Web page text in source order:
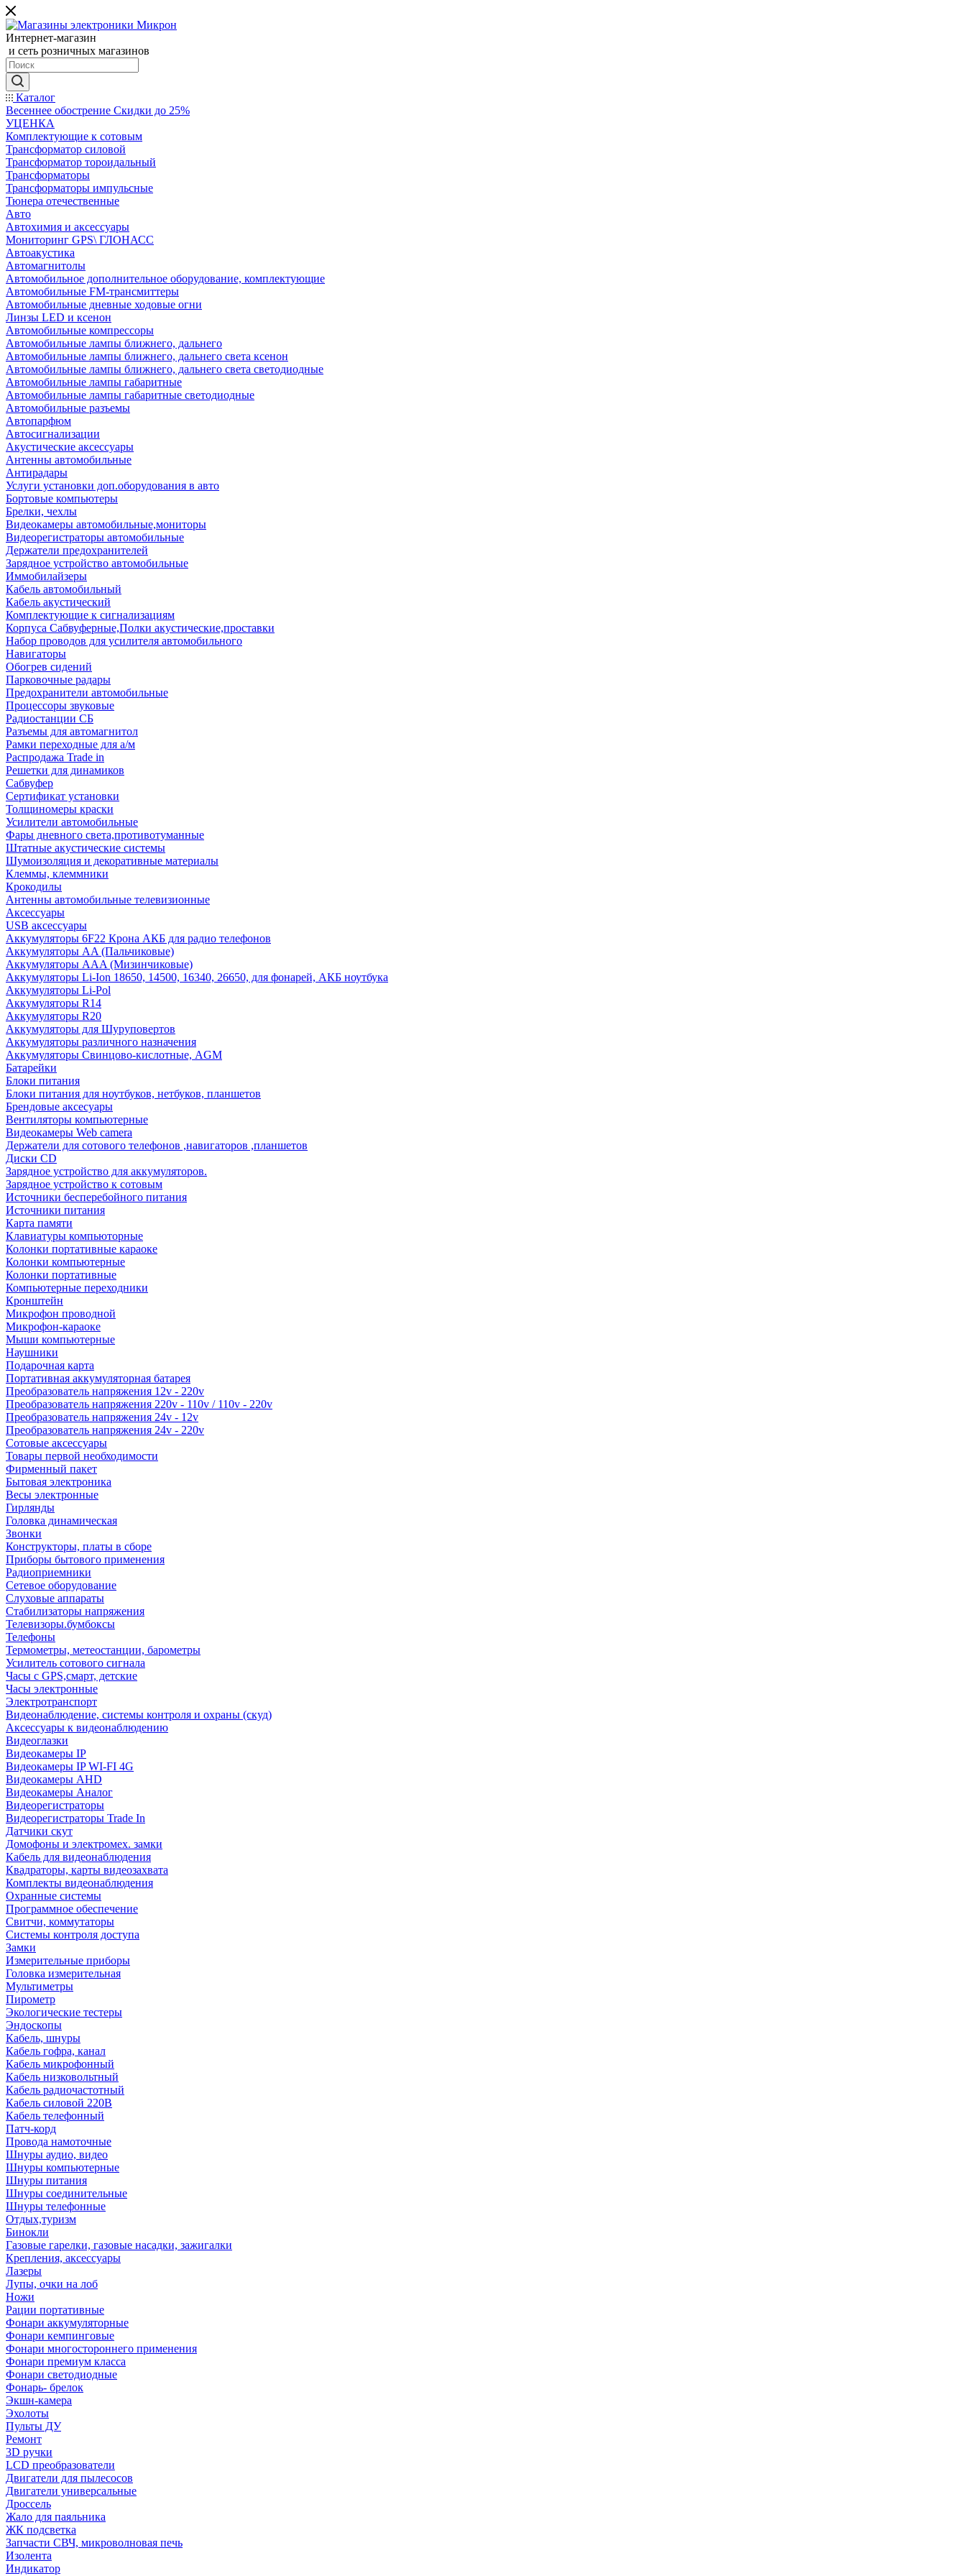
Интернет-магазин
и сеть розничных магазинов
Каталог
Весеннее обострение Скидки до 25%
УЦЕНКА
Комплектующие к сотовым
Трансформатор силовой
Трансформатор тороидальный
Трансформаторы
Трансформаторы импульсные
Тюнера отечественные
Авто
Автохимия и аксессуары
Мониторинг GPS\ ГЛОНАСС
Автоакустика
Автомагнитолы
Автомобильное дополнительное оборудование, комплектующие
Автомобильные FM-трансмиттеры
Автомобильные дневные ходовые огни
Линзы LED и ксенон
Автомобильные компрессоры
Автомобильные лампы ближнего, дальнего
Автомобильные лампы ближнего, дальнего света ксенон
Автомобильные лампы ближнего, дальнего света светодиодные
Автомобильные лампы габаритные
Автомобильные лампы габаритные светодиодные
Автомобильные разъемы
Автопарфюм
Автосигнализации
Акустические аксессуары
Антенны автомобильные
Антирадары
Услуги установки доп.оборудования в авто
Бортовые компьютеры
Брелки, чехлы
Видеокамеры автомобильные,мониторы
Видеорегистраторы автомобильные
Держатели предохранителей
Зарядное устройство автомобильные
Иммобилайзеры
Кабель автомобильный
Кабель акустический
Комплектующие к сигнализациям
Корпуса Сабвуферные,Полки акустические,проставки
Набор проводов для усилителя автомобильного
Навигаторы
Обогрев сидений
Парковочные радары
Предохранители автомобильные
Процессоры звуковые
Радиостанции СБ
Разъемы для автомагнитол
Рамки переходные для а/м
Распродажа Trade in
Решетки для динамиков
Сабвуфер
Сертификат установки
Толщиномеры краски
Усилители автомобильные
Фары дневного света,противотуманные
Штатные акустические системы
Шумоизоляция и декоративные материалы
Клеммы, клеммники
Крокодилы
Антенны автомобильные телевизионные
Аксессуары
USB аксессуары
Аккумуляторы 6F22 Крона АКБ для радио телефонов
Аккумуляторы AA (Пальчиковые)
Аккумуляторы AAA (Мизинчиковые)
Аккумуляторы Li-Ion 18650, 14500, 16340, 26650, для фонарей, АКБ ноутбука
Аккумуляторы Li-Pol
Аккумуляторы R14
Аккумуляторы R20
Аккумуляторы для Шуруповертов
Аккумуляторы различного назначения
Аккумуляторы Свинцово-кислотные, AGM
Батарейки
Блоки питания
Блоки питания для ноутбуков, нетбуков, планшетов
Брендовые аксесуары
Вентиляторы компьютерные
Видеокамеры Web camera
Держатели для сотового телефонов ,навигаторов ,планшетов
Диски CD
Зарядное устройство для аккумуляторов.
Зарядное устройство к сотовым
Источники бесперебойного питания
Источники питания
Карта памяти
Клавиатуры компьюторные
Колонки портативные караоке
Колонки компьютерные
Колонки портативные
Компьютерные переходники
Кронштейн
Микрофон проводной
Микрофон-караоке
Мыши компьютерные
Наушники
Подарочная карта
Портативная аккумуляторная батарея
Преобразователь напряжения 12v - 220v
Преобразователь напряжения 220v - 110v / 110v - 220v
Преобразователь напряжения 24v - 12v
Преобразователь напряжения 24v - 220v
Сотовые аксессуары
Товары первой необходимости
Фирменный пакет
Бытовая электроника
Весы электронные
Гирлянды
Головка динамическая
Звонки
Конструкторы, платы в сборе
Приборы бытового применения
Радиоприемники
Сетевое оборудование
Слуховые аппараты
Стабилизаторы напряжения
Телевизоры.бумбоксы
Телефоны
Термометры, метеостанции, барометры
Усилитель сотового сигнала
Часы с GPS,смарт, детские
Часы электронные
Электротранспорт
Видеонаблюдение, системы контроля и охраны (скуд)
Аксессуары к видеонаблюдению
Видеоглазки
Видеокамеры IP
Видеокамеры IP WI-FI 4G
Видеокамеры AHD
Видеокамеры Аналог
Видеорегистраторы
Видеорегистраторы Trade In
Датчики скут
Домофоны и электромех. замки
Кабель для видеонаблюдения
Квадраторы, карты видеозахвата
Комплекты видеонаблюдения
Охранные системы
Программное обеспечение
Свитчи, коммутаторы
Системы контроля доступа
Замки
Измерительные приборы
Головка измерительная
Мультиметры
Пирометр
Экологические тестеры
Эндоскопы
Кабель, шнуры
Кабель гофра, канал
Кабель микрофонный
Кабель низковольтный
Кабель радиочастотный
Кабель силовой 220В
Кабель телефонный
Патч-корд
Провода намоточные
Шнуры аудио, видео
Шнуры компьютерные
Шнуры питания
Шнуры соединительные
Шнуры телефонные
Отдых,туризм
Бинокли
Газовые гарелки, газовые насадки, зажигалки
Крепления, аксессуары
Лазеры
Лупы, очки на лоб
Ножи
Рации портативные
Фонари аккумуляторные
Фонари кемпинговые
Фонари многостороннего применения
Фонари премиум класса
Фонари светодиодные
Фонарь- брелок
Экшн-камера
Эхолоты
Пульты ДУ
Ремонт
3D ручки
LCD преобразователи
Двигатели для пылесосов
Двигатели универсальные
Дроссель
Жало для паяльника
ЖК подсветка
Запчасти СВЧ, микроволновая печь
Изолента
Индикатор